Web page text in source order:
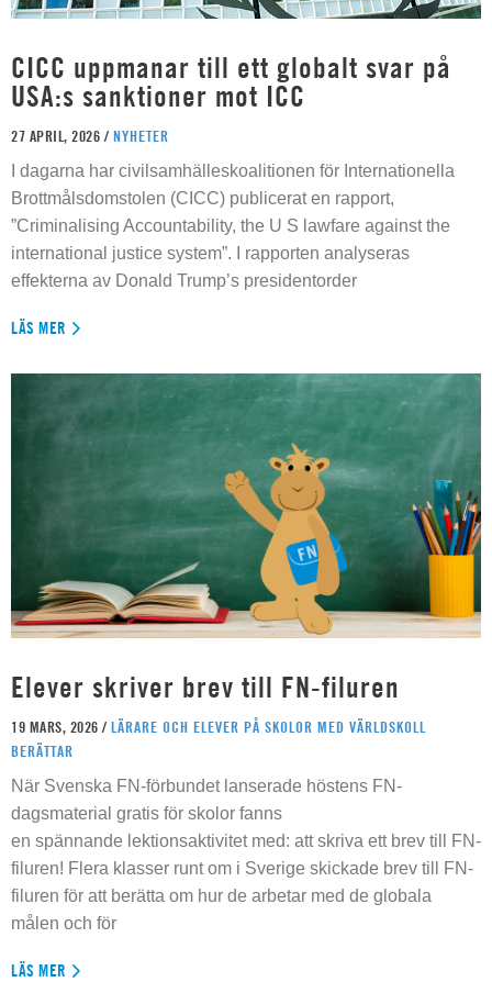
CICC uppmanar till ett globalt svar på
USA:s sanktioner mot ICC
27 APRIL, 2026 / NYHETER
I dagarna har civilsamhälleskoalitionen för Internationella
Brottmålsdomstolen (CICC) publicerat en rapport,
”Criminalising Accountability, the U S lawfare against the
international justice system”. I rapporten analyseras
effekterna av Donald Trump’s presidentorder
LÄS MER
Elever skriver brev till FN-filuren
19 MARS, 2026 / LÄRARE OCH ELEVER PÅ SKOLOR MED VÄRLDSKOLL
BERÄTTAR
När Svenska FN-förbundet lanserade höstens FN-
dagsmaterial gratis för skolor fanns
en spännande lektionsaktivitet med: att skriva ett brev till FN-
filuren! Flera klasser runt om i Sverige skickade brev till FN-
filuren för att berätta om hur de arbetar med de globala
målen och för
LÄS MER